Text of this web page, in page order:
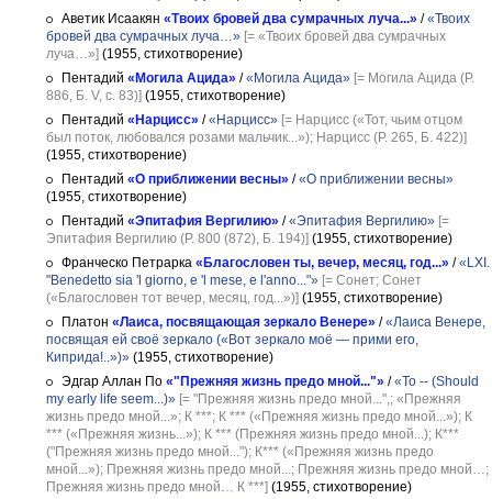
Аветик Исаакян «Твоих бровей два сумрачных луча...» /«Твоих
бровей два сумрачных луча…» [= «Твоих бровей два сумрачных
луча…»] (1955, стихотворение)
Пентадий «Могила Ацида» /«Могила Ацида» [= Могила Ацида (Р.
886, Б. V, с. 83)] (1955, стихотворение)
Пентадий «Нарцисс» /«Нарцисс» [= Нарцисс («Тот, чьим отцом
был поток, любовался розами мальчик...»); Нарцисс (Р. 265, Б. 422)]
(1955, стихотворение)
Пентадий «О приближении весны» /«О приближении весны»
(1955, стихотворение)
Пентадий «Эпитафия Вергилию» /«Эпитафия Вергилию» [=
Эпитафия Вергилию (Р. 800 (872), Б. 194)] (1955, стихотворение)
Франческо Петрарка «Благословен ты, вечер, месяц, год...» /«LXI.
"Benedetto sia 'l giorno, e 'l mese, e l'anno..."» [= Сонет; Сонет
(«Благословен тот вечер, месяц, год...»)] (1955, стихотворение)
Платон «Лаиса, посвящающая зеркало Венере» /«Лаиса Венере,
посвящая ей своё зеркало («Вот зеркало моё — прими его,
Киприда!..»)» (1955, стихотворение)
Эдгар Аллан По «"Прежняя жизнь предо мной..."» /«To -- (Should
my early life seem...)» [= "Прежняя жизнь предо мной...",; «Прежняя
жизнь предо мной...»; К ***; К *** («Прежняя жизнь предо мной...»); К
*** («Прежняя жизнь...»); К *** (Прежняя жизнь предо мной...); К***
("Прежняя жизнь предо мной..."); К*** («Прежняя жизнь предо
мной...»); Прежняя жизнь предо мной...; Прежняя жизнь предо мной…;
Прежняя жизнь предо мной… К ***] (1955, стихотворение)